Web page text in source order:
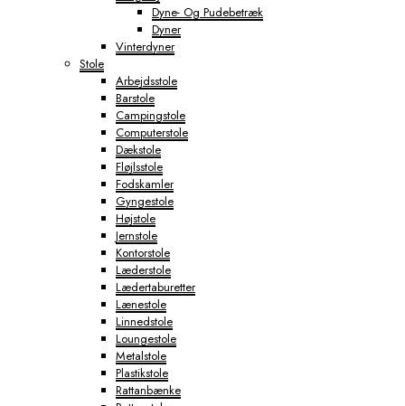
Dyne- Og Pudebetræk
Dyner
Vinterdyner
Stole
Arbejdsstole
Barstole
Campingstole
Computerstole
Dækstole
Fløjlsstole
Fodskamler
Gyngestole
Højstole
Jernstole
Kontorstole
Læderstole
Lædertaburetter
Lænestole
Linnedstole
Loungestole
Metalstole
Plastikstole
Rattanbænke